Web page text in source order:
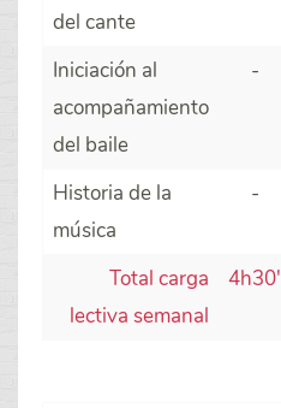
del cante
Iniciación al
acompañamiento
del baile
-
Historia de la
música
-
Total carga
lectiva semanal
4h30'